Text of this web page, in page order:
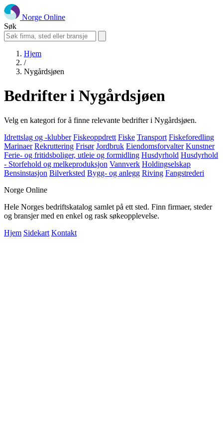
Norge Online
Søk
Hjem
/
Nygårdsjøen
Bedrifter i Nygårdsjøen
Velg en kategori for å finne relevante bedrifter i Nygårdsjøen.
Idrettslag og -klubber Fiskeoppdrett Fiske Transport Fiskeforedling
Marinaer Rekruttering Frisør Jordbruk Eiendomsforvalter Kunstner
Ferie- og fritidsboliger, utleie og formidling Husdyrhold Husdyrhold
- Storfehold og melkeproduksjon Vannverk Holdingselskap
Bensinstasjon Bilverksted Bygg- og anlegg Riving Fangstrederi
Norge Online
Hele Norges bedriftskatalog samlet på ett sted. Finn firmaer, steder
og bransjer med en enkel og rask søkeopplevelse.
Hjem Sidekart Kontakt